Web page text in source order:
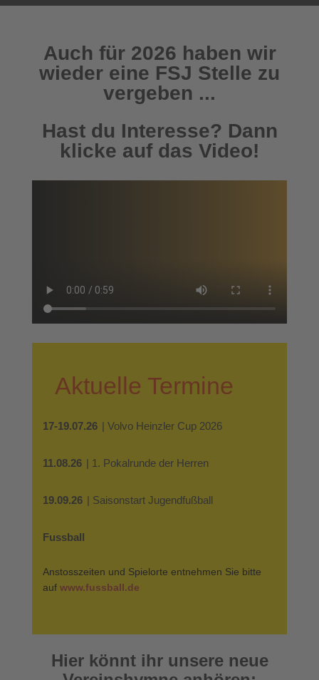
Auch für 2026 haben wir
wieder eine FSJ Stelle zu
vergeben ...
Hast du Interesse? Dann
klicke auf das Video!
Aktuelle Termine
17-19.07.26 | Volvo Heinzler Cup 2026
11.08.26 | 1. Pokalrunde der Herren
19.09.26 | Saisonstart Jugendfußball
Fussball
Anstosszeiten und Spielorte entnehmen Sie bitte
auf www.fussball.de
Hier könnt ihr unsere neue